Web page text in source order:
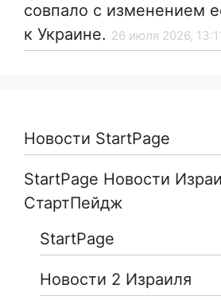
совпало с изменением
к Украине. 26 июля 2026,
Новости StartPage
StartPage Новости
СтартПейдж
StartPage
Новости 2 Израиля